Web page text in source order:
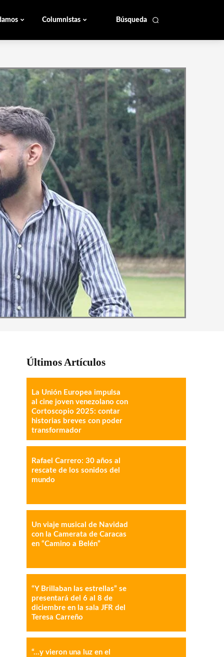
Búsqueda
Columnistas
IMPRESIÓN COPY URL
Últimos Artículos
La Unión Europea impulsa
al cine joven venezolano con
Cortoscopio 2025: contar
historias breves con poder
transformador
Rafael Carrero: 30 años al
rescate de los sonidos del
mundo
Un viaje musical de Navidad
con la Camerata de Caracas
en “Camino a Belén”
“Y Brillaban las estrellas” se
presentará del 6 al 8 de
diciembre en la sala JFR del
Teresa Carreño
“…y vieron una luz en el